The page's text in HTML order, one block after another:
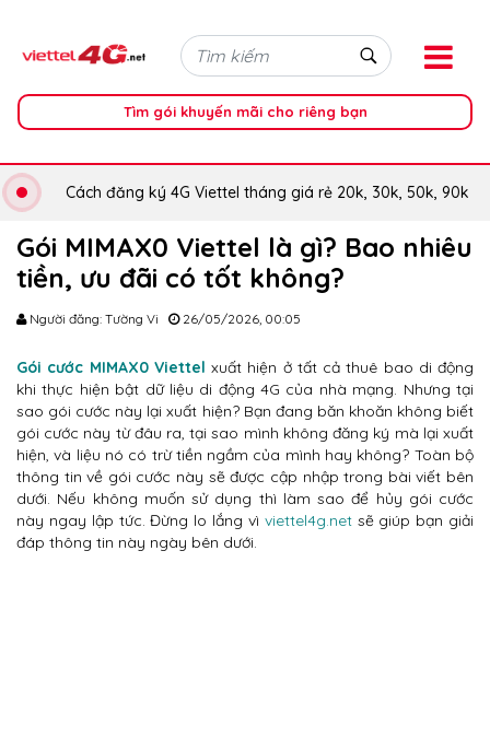
Tìm gói khuyến mãi cho riêng bạn
Cách đăng ký 4G Viettel tháng giá rẻ 20k, 30k, 50k, 90k
Gói MIMAX0 Viettel là gì? Bao nhiêu
tiền, ưu đãi có tốt không?
Người đăng: Tường Vi 26/05/2026, 00:05
Gói cước MIMAX0 Viettel xuất hiện ở tất cả thuê bao di động
khi thực hiện bật dữ liệu di động 4G của nhà mạng. Nhưng tại
sao gói cước này lại xuất hiện? Bạn đang băn khoăn không biết
gói cước này từ đâu ra, tại sao mình không đăng ký mà lại xuất
hiện, và liệu nó có trừ tiền ngầm của mình hay không? Toàn bộ
thông tin về gói cước này sẽ được cập nhập trong bài viết bên
dưới. Nếu không muốn sử dụng thì làm sao để hủy gói cước
này ngay lập tức. Đừng lo lắng vì viettel4g.netsẽ giúp bạn giải
đáp thông tin này ngày bên dưới.